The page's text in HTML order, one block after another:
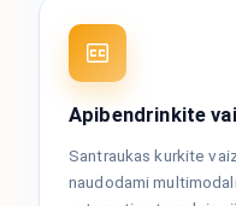
Apibendrinkite
Santraukas kurkite
naudodami